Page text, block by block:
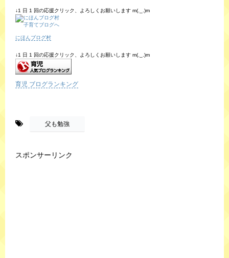
↓1 日 1 回の応援クリック、よろしくお願いします m(._.)m
にほんブログ村
↓1 日 1 回の応援クリック、よろしくお願いします m(._.)m
育児 ブログランキング
父も勉強
スポンサーリンク